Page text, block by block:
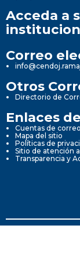
Acceda a
Correo
Otros
Directorio de
Enlaces
Cuentas de
Mapa del sitio
Políticas de
Sitio de atención
Transparencia y